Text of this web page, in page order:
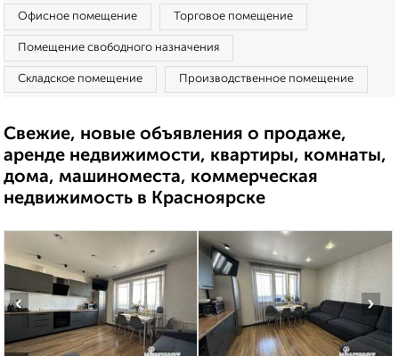
Офисное помещение Торговое помещение
Помещение свободного назначения
Складское помещение Производственное помещение
Свежие, новые объявления о продаже,
аренде недвижимости, квартиры, комнаты,
дома, машиноместа, коммерческая
недвижимость в Красноярске
‹ ›